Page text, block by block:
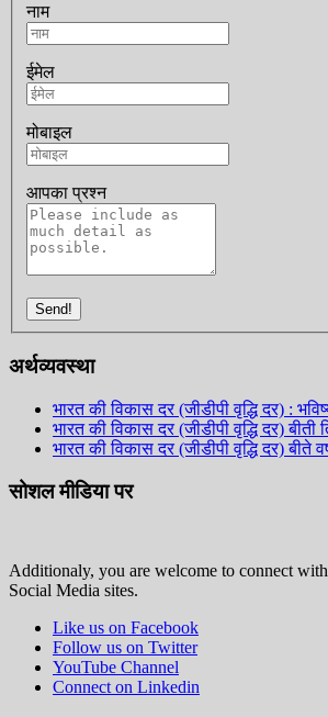
नाम
ईमेल
मोबाइल
आपका प्रश्न
Send!
अर्थव्यवस्था
भारत की विकास दर (जीडीपी वृद्धि दर) :
भारत की विकास दर (जीडीपी वृद्धि दर) बीती
भारत की विकास दर (जीडीपी वृद्धि दर) बीते
सोशल मीडिया पर
Additionaly, you are welcome to connect
Social Media sites.
Like us on Facebook
Follow us on Twitter
YouTube Channel
Connect on Linkedin